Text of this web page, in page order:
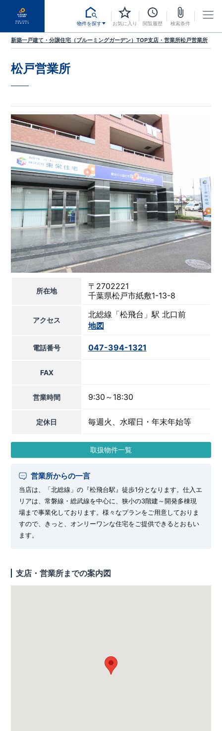
物件を探す お気に入り 閲覧履歴 検索条件
新築一戸建て・分譲住宅（ブルーミングガーデン）TOP支店・営業所松戸営業所
松戸営業所
所在地
〒2702221
千葉県松戸市紙敷1-13-8
アクセス
北総線「松飛台」駅 北口前
地図
電話番号 047-394-1321
FAX
営業時間 9:30～18:30
定休日 毎週火、水曜日・年末年始等
取扱物件一覧
営業所からの一言
当店は、「北総線」の『松飛台駅』徒歩1分となります。仕入エ
リアは、常磐線・総武線を中心に、狭小の3階建～開発多棟現
場まで事業化しております。様々なプランをご用意しておりま
すので、きっと、オンリーワンな住宅をご提供できるとおもい
ます。
支店・営業所までの案内図